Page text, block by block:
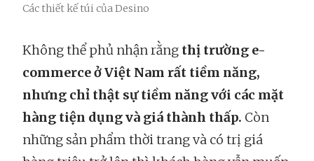
Các thiết kế túi của Desino
Không thể phủ nhận rằng thị trường e-
commerce ở Việt Nam rất tiềm năng,
nhưng chỉ thật sự tiềm năng với các mặt
hàng tiện dụng và giá thành thấp. Còn
những sản phẩm thời trang và có trị giá